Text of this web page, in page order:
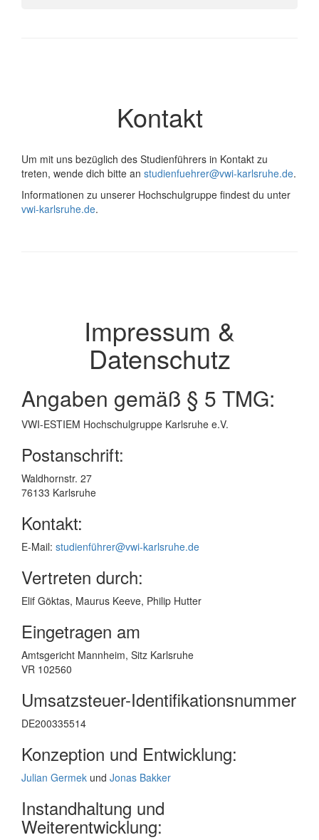
Kontakt
Um mit uns bezüglich des Studienführers in Kontakt zu
treten, wende dich bitte an studienfuehrer@vwi-karlsruhe.de.
Informationen zu unserer Hochschulgruppe findest du unter
vwi-karlsruhe.de.
Impressum &
Datenschutz
Angaben gemäß § 5 TMG:
VWI-ESTIEM Hochschulgruppe Karlsruhe e.V.
Postanschrift:
Waldhornstr. 27
76133 Karlsruhe
Kontakt:
E-Mail: studienführer@vwi-karlsruhe.de
Vertreten durch:
Elif Göktas, Maurus Keeve, Philip Hutter
Eingetragen am
Amtsgericht Mannheim, Sitz Karlsruhe
VR 102560
Umsatzsteuer-Identifikationsnummer
DE200335514
Konzeption und Entwicklung:
Julian Germek und Jonas Bakker
Instandhaltung und
Weiterentwicklung: